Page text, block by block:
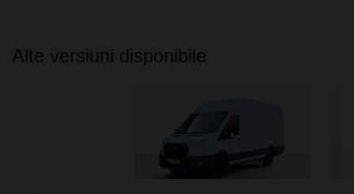
Alte versiuni disponibile